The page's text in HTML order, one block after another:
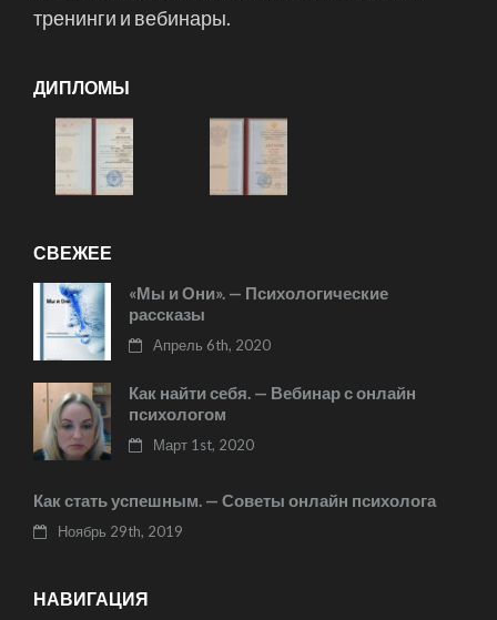
тренинги и вебинары.
ДИПЛОМЫ
СВЕЖЕЕ
«Мы и Они». — Психологические
рассказы
Апрель 6th, 2020
Как найти себя. — Вебинар с онлайн
психологом
Март 1st, 2020
Как стать успешным. — Советы онлайн психолога
Ноябрь 29th, 2019
НАВИГАЦИЯ